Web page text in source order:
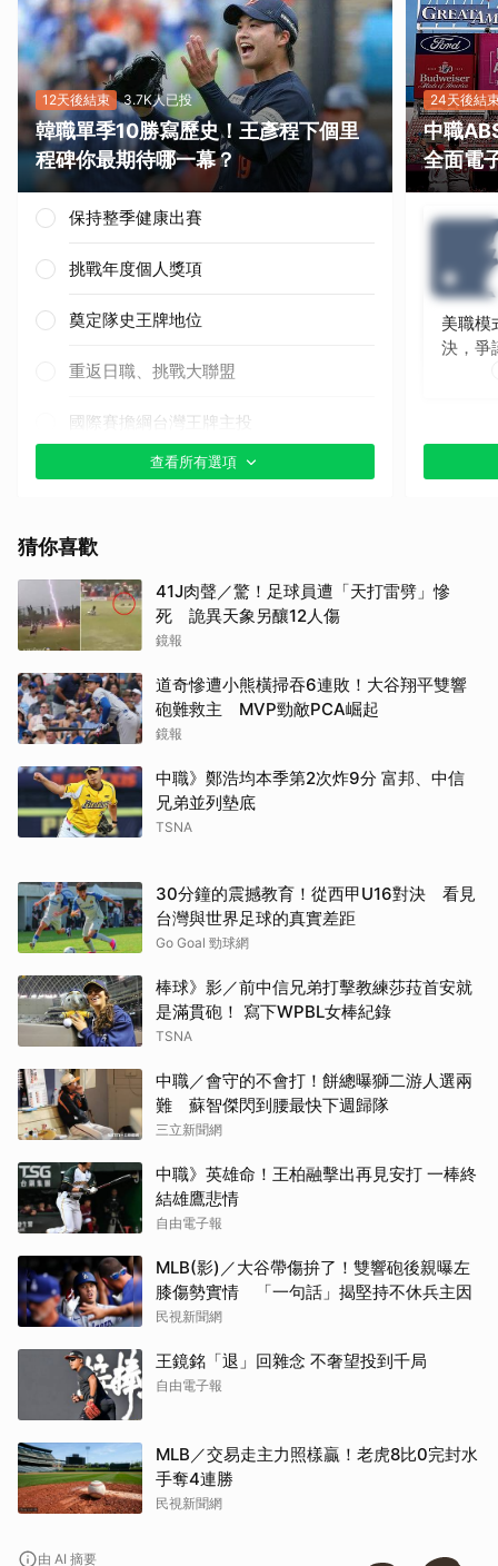
12天後結束 3.7K人已投
韓職單季10勝寫歷史！王彥程下個里
程碑你最期待哪一幕？
保持整季健康出賽
挑戰年度個人獎項
奠定隊史王牌地位
重返日職、挑戰大聯盟
國際賽擔綱台灣王牌主投
其他（歡迎貼文分享）
查看所有選項
24天後結
中職
全面電
美職模
決，爭
猜你喜歡
41J肉聲／驚！足球員遭「天打雷劈」慘
死 詭異天象另釀12人傷
鏡報
道奇慘遭小熊橫掃吞6連敗！大谷翔平雙響
砲難救主 MVP勁敵PCA崛起
鏡報
中職》鄭浩均本季第2次炸9分 富邦、中信
兄弟並列墊底
TSNA
30分鐘的震撼教育！從西甲U16對決 看見
台灣與世界足球的真實差距
Go Goal 勁球網
棒球》影／前中信兄弟打擊教練莎菈首安就
是滿貫砲！ 寫下WPBL女棒紀錄
TSNA
中職／會守的不會打！餅總曝獅二游人選兩
難 蘇智傑閃到腰最快下週歸隊
三立新聞網
中職》英雄命！王柏融擊出再見安打 一棒終
結雄鷹悲情
自由電子報
MLB(影)／大谷帶傷拚了！雙響砲後親曝左
膝傷勢實情 「一句話」揭堅持不休兵主因
民視新聞網
王鏡銘「退」回雜念 不奢望投到千局
自由電子報
MLB／交易走主力照樣贏！老虎8比0完封水
手奪4連勝
民視新聞網
由 AI 摘要